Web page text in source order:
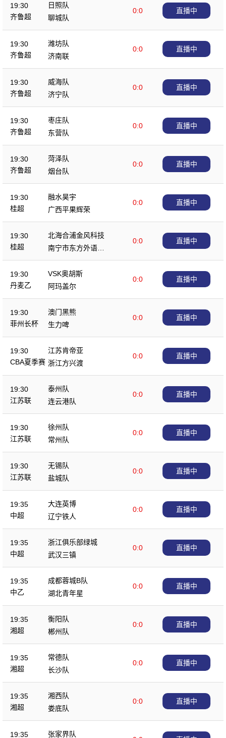
19:30
齐鲁超
日照队
0:0
聊城队
直播中
19:30
齐鲁超
潍坊队
0:0
济南联
直播中
19:30
齐鲁超
威海队
0:0
济宁队
直播中
19:30
齐鲁超
枣庄队
0:0
东营队
直播中
19:30
齐鲁超
菏泽队
0:0
烟台队
直播中
19:30
桂超
融水昊宇
0:0
广西平果辉荣
直播中
19:30
桂超
北海合浦金风科技
0:0
南宁市东方外语高
级中学
直播中
19:30
丹麦乙
VSK奥胡斯
0:0
阿玛盖尔
直播中
19:30
菲州长杯
澳门黑熊
0:0
生力啤
直播中
19:30
CBA夏季赛
江苏肯帝亚
0:0
浙江方兴渡
直播中
19:30
江苏联
泰州队
0:0
连云港队
直播中
19:30
江苏联
徐州队
0:0
常州队
直播中
19:30
江苏联
无锡队
0:0
盐城队
直播中
19:35
中超
大连英博
0:0
辽宁铁人
直播中
19:35
中超
浙江俱乐部绿城
0:0
武汉三镇
直播中
19:35
中乙
成都蓉城B队
0:0
湖北青年星
直播中
19:35
湘超
衡阳队
0:0
郴州队
直播中
19:35
湘超
常德队
0:0
长沙队
直播中
19:35
湘超
湘西队
0:0
娄底队
直播中
19:35 张家界队